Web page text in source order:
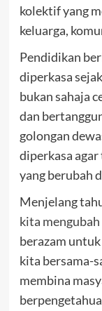
kolektif yang
keluarga,
Pendidikan
diperkasa
bukan sahaja
dan
golongan
diperkasa
yang berubah
Menjelang
kita
berazam
kita bersama-
membina